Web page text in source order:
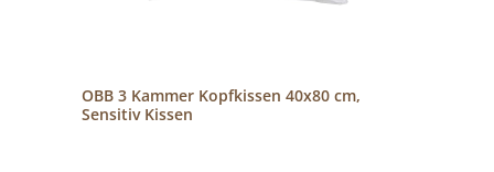
OBB 3 Kammer Kopfkissen 40x80 cm,
Sensitiv Kissen